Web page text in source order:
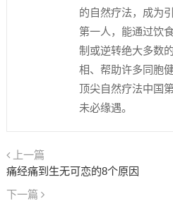
的自然疗法，成为
第一人，能通过饮
制或逆转绝大多数
相、帮助许多同胞
顶尖自然疗法中国
未必缘遇。
上一篇
痛经痛到生无可恋的8个原因
下一篇